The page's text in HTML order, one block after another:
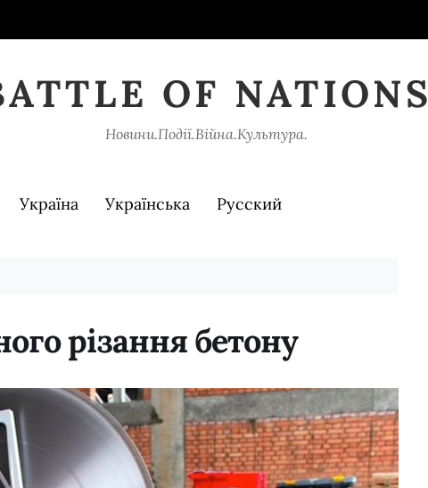
OF NATIONS
Новини.Події.Війна.Культура.
Україна Українська Русский
різання бетону